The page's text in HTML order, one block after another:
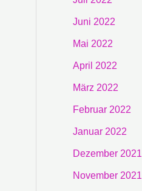
Juni 2022
Mai 2022
April 2022
März 2022
Februar 2022
Januar 2022
Dezember 2021
November 2021